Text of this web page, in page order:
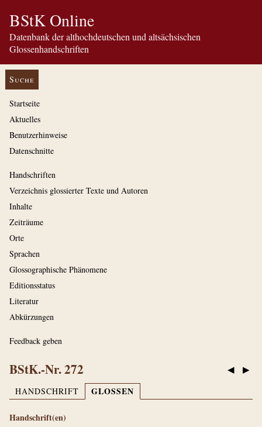
BStK Online
Datenbank der althochdeutschen und altsächsischen
Glossenhandschriften
Suche
Startseite
Aktuelles
Benutzerhinweise
Datenschnitte
Handschriften
Verzeichnis glossierter Texte und Autoren
Inhalte
Zeiträume
Orte
Sprachen
Glossographische Phänomene
Editionsstatus
Literatur
Abkürzungen
Feedback geben
◀ ▶
BStK.-Nr. 272
HANDSCHRIFT GLOSSEN
Handschrift(en)